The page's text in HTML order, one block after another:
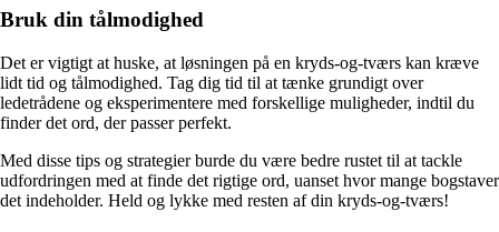
Bruk din tålmodighed
Det er vigtigt at huske, at løsningen på en kryds-og-tværs kan kræve
lidt tid og tålmodighed. Tag dig tid til at tænke grundigt over
ledetrådene og eksperimentere med forskellige muligheder, indtil du
finder det ord, der passer perfekt.
Med disse tips og strategier burde du være bedre rustet til at tackle
udfordringen med at finde det rigtige ord, uanset hvor mange bogstaver
det indeholder. Held og lykke med resten af din kryds-og-tværs!